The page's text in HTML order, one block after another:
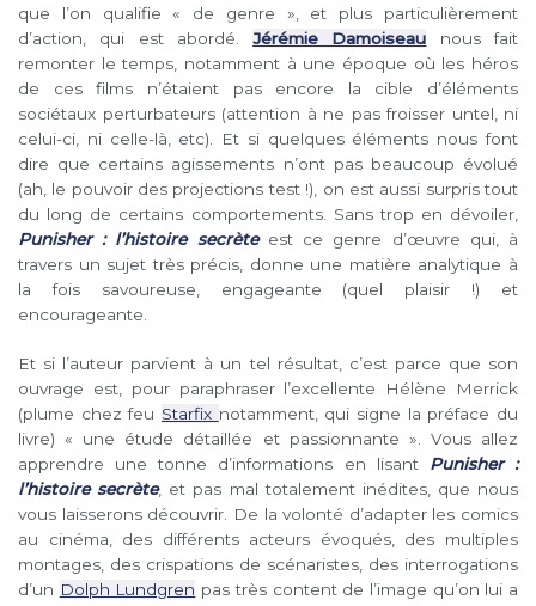
que l’on qualifie « de genre », et plus particulièrement
d’action, qui est abordé.Jérémie Damoiseau nous fait
remonter le temps, notamment à une époque où les héros
de ces films n’étaient pas encore la cible d’éléments
sociétaux perturbateurs (attention à ne pas froisser untel, ni
celui-ci, ni celle-là, etc). Et si quelques éléments nous font
dire que certains agissements n’ont pas beaucoup évolué
(ah, le pouvoir des projections test !), on est aussi surpris tout
du long de certains comportements. Sans trop en dévoiler,
Punisher : l’histoire secrèteest ce genre d’œuvre qui, à
travers un sujet très précis, donne une matière analytique à
la fois savoureuse, engageante (quel plaisir !) et
encourageante.
Et si l’auteur parvient à un tel résultat, c’est parce que son
ouvrage est, pour paraphraser l’excellente Hélène Merrick
(plume chez feu Starfix notamment, qui signe la préface du
livre) « une étude détaillée et passionnante ». Vous allez
apprendre une tonne d’informations en lisantPunisher :
l’histoire secrète, et pas mal totalement inédites, que nous
vous laisserons découvrir. De la volonté d’adapter les comics
au cinéma, des différents acteurs évoqués, des multiples
montages, des crispations de scénaristes, des interrogations
d’un Dolph Lundgren pas très content de l’image qu’on lui a